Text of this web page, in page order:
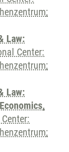
Law:
Center:
Law: